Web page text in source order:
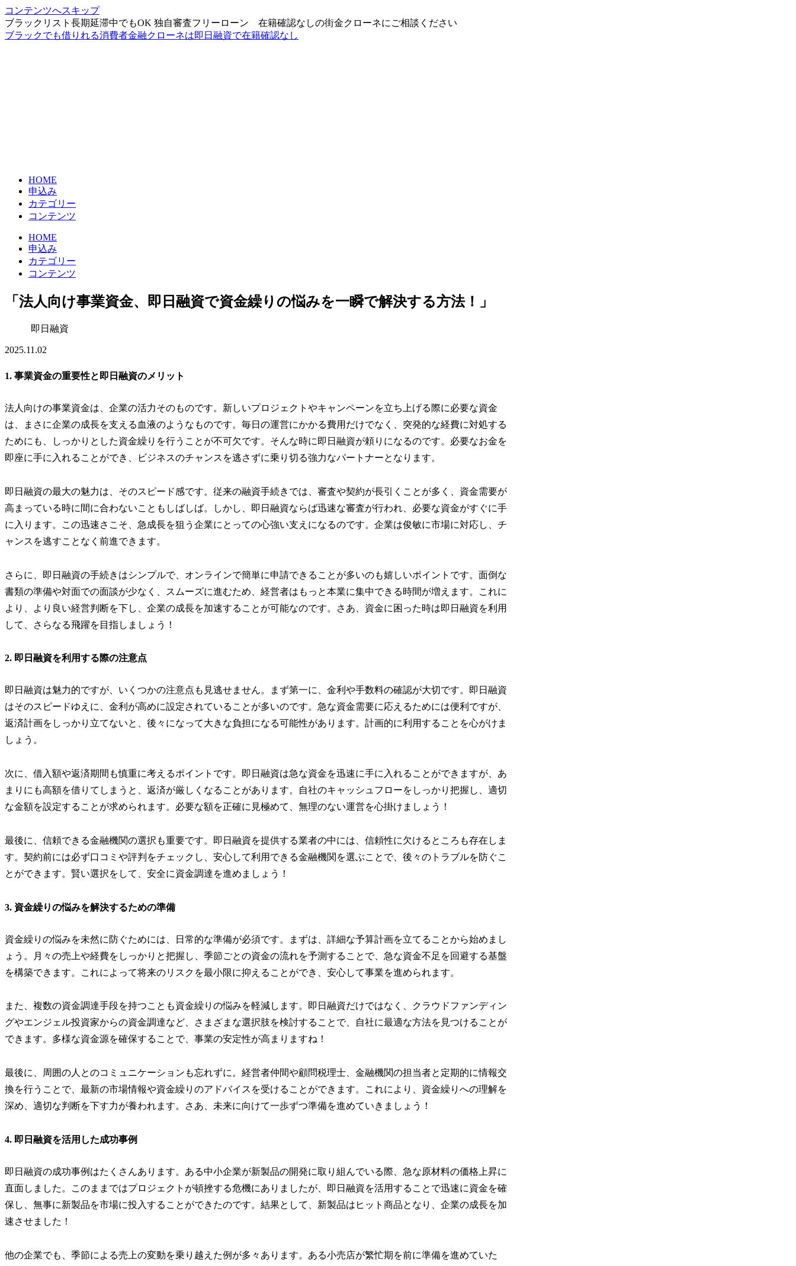
コンテンツへスキップ
ブラックリスト長期延滞中でもOK 独自審査フリーローン 在籍確認なしの街金クローネにご相談ください
ブラックでも借りれる消費者金融クローネは即日融資で在籍確認なし
HOME
申込み
カテゴリー
コンテンツ
HOME
申込み
カテゴリー
コンテンツ
「法人向け事業資金、即日融資で資金繰りの悩みを一瞬で解決する方法！」
即日融資
2025.11.02
1. 事業資金の重要性と即日融資のメリット
法人向けの事業資金は、企業の活力そのものです。新しいプロジェクトやキャンペーンを立ち上げる際に必要な資金
は、まさに企業の成長を支える血液のようなものです。毎日の運営にかかる費用だけでなく、突発的な経費に対処する
ためにも、しっかりとした資金繰りを行うことが不可欠です。そんな時に即日融資が頼りになるのです。必要なお金を
即座に手に入れることができ、ビジネスのチャンスを逃さずに乗り切る強力なパートナーとなります。
即日融資の最大の魅力は、そのスピード感です。従来の融資手続きでは、審査や契約が長引くことが多く、資金需要が
高まっている時に間に合わないこともしばしば。しかし、即日融資ならば迅速な審査が行われ、必要な資金がすぐに手
に入ります。この迅速さこそ、急成長を狙う企業にとっての心強い支えになるのです。企業は俊敏に市場に対応し、チ
ャンスを逃すことなく前進できます。
さらに、即日融資の手続きはシンプルで、オンラインで簡単に申請できることが多いのも嬉しいポイントです。面倒な
書類の準備や対面での面談が少なく、スムーズに進むため、経営者はもっと本業に集中できる時間が増えます。これに
より、より良い経営判断を下し、企業の成長を加速することが可能なのです。さあ、資金に困った時は即日融資を利用
して、さらなる飛躍を目指しましょう！
2. 即日融資を利用する際の注意点
即日融資は魅力的ですが、いくつかの注意点も見逃せません。まず第一に、金利や手数料の確認が大切です。即日融資
はそのスピードゆえに、金利が高めに設定されていることが多いのです。急な資金需要に応えるためには便利ですが、
返済計画をしっかり立てないと、後々になって大きな負担になる可能性があります。計画的に利用することを心がけま
しょう。
次に、借入額や返済期間も慎重に考えるポイントです。即日融資は急な資金を迅速に手に入れることができますが、あ
まりにも高額を借りてしまうと、返済が厳しくなることがあります。自社のキャッシュフローをしっかり把握し、適切
な金額を設定することが求められます。必要な額を正確に見極めて、無理のない運営を心掛けましょう！
最後に、信頼できる金融機関の選択も重要です。即日融資を提供する業者の中には、信頼性に欠けるところも存在しま
す。契約前には必ず口コミや評判をチェックし、安心して利用できる金融機関を選ぶことで、後々のトラブルを防ぐこ
とができます。賢い選択をして、安全に資金調達を進めましょう！
3. 資金繰りの悩みを解決するための準備
資金繰りの悩みを未然に防ぐためには、日常的な準備が必須です。まずは、詳細な予算計画を立てることから始めまし
ょう。月々の売上や経費をしっかりと把握し、季節ごとの資金の流れを予測することで、急な資金不足を回避する基盤
を構築できます。これによって将来のリスクを最小限に抑えることができ、安心して事業を進められます。
また、複数の資金調達手段を持つことも資金繰りの悩みを軽減します。即日融資だけではなく、クラウドファンディン
グやエンジェル投資家からの資金調達など、さまざまな選択肢を検討することで、自社に最適な方法を見つけることが
できます。多様な資金源を確保することで、事業の安定性が高まりますね！
最後に、周囲の人とのコミュニケーションも忘れずに。経営者仲間や顧問税理士、金融機関の担当者と定期的に情報交
換を行うことで、最新の市場情報や資金繰りのアドバイスを受けることができます。これにより、資金繰りへの理解を
深め、適切な判断を下す力が養われます。さあ、未来に向けて一歩ずつ準備を進めていきましょう！
4. 即日融資を活用した成功事例
即日融資の成功事例はたくさんあります。ある中小企業が新製品の開発に取り組んでいる際、急な原材料の価格上昇に
直面しました。このままではプロジェクトが頓挫する危機にありましたが、即日融資を活用することで迅速に資金を確
保し、無事に新製品を市場に投入することができたのです。結果として、新製品はヒット商品となり、企業の成長を加
速させました！
他の企業でも、季節による売上の変動を乗り越えた例が多々あります。ある小売店が繁忙期を前に準備を進めていた